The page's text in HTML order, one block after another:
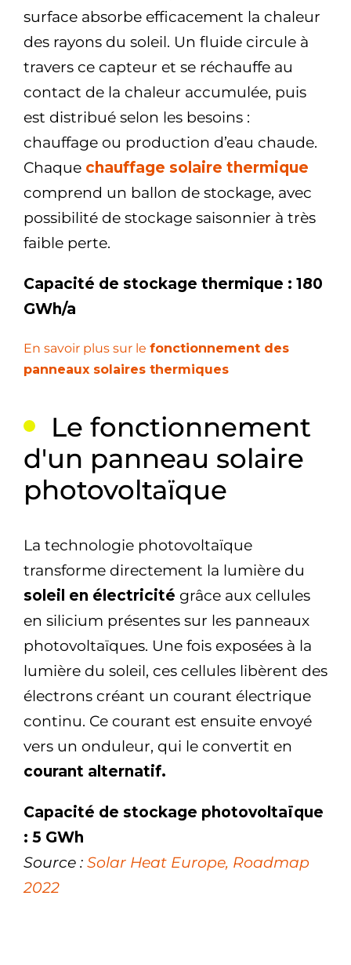
surface absorbe efficacement la chaleur
des rayons du soleil. Un fluide circule à
travers ce capteur et se réchauffe au
contact de la chaleur accumulée, puis
est distribué selon les besoins :
chauffage ou production d’eau chaude.
Chaque chauffage solaire thermique
comprend un ballon de stockage, avec
possibilité de stockage saisonnier à très
faible perte.
Capacité de stockage thermique : 180
GWh/a
En savoir plus sur le fonctionnement des
panneaux solaires thermiques
Le fonctionnement
d'un panneau solaire
photovoltaïque
La technologie photovoltaïque
transforme directement la lumière du
soleil en électricité grâce aux cellules
en silicium présentes sur les panneaux
photovoltaïques. Une fois exposées à la
lumière du soleil, ces cellules libèrent des
électrons créant un courant électrique
continu. Ce courant est ensuite envoyé
vers un onduleur, qui le convertit en
courant alternatif.
Capacité de stockage photovoltaïque
: 5 GWh
Source : Solar Heat Europe, Roadmap
2022